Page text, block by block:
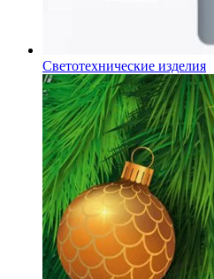
Светотехнические изделия